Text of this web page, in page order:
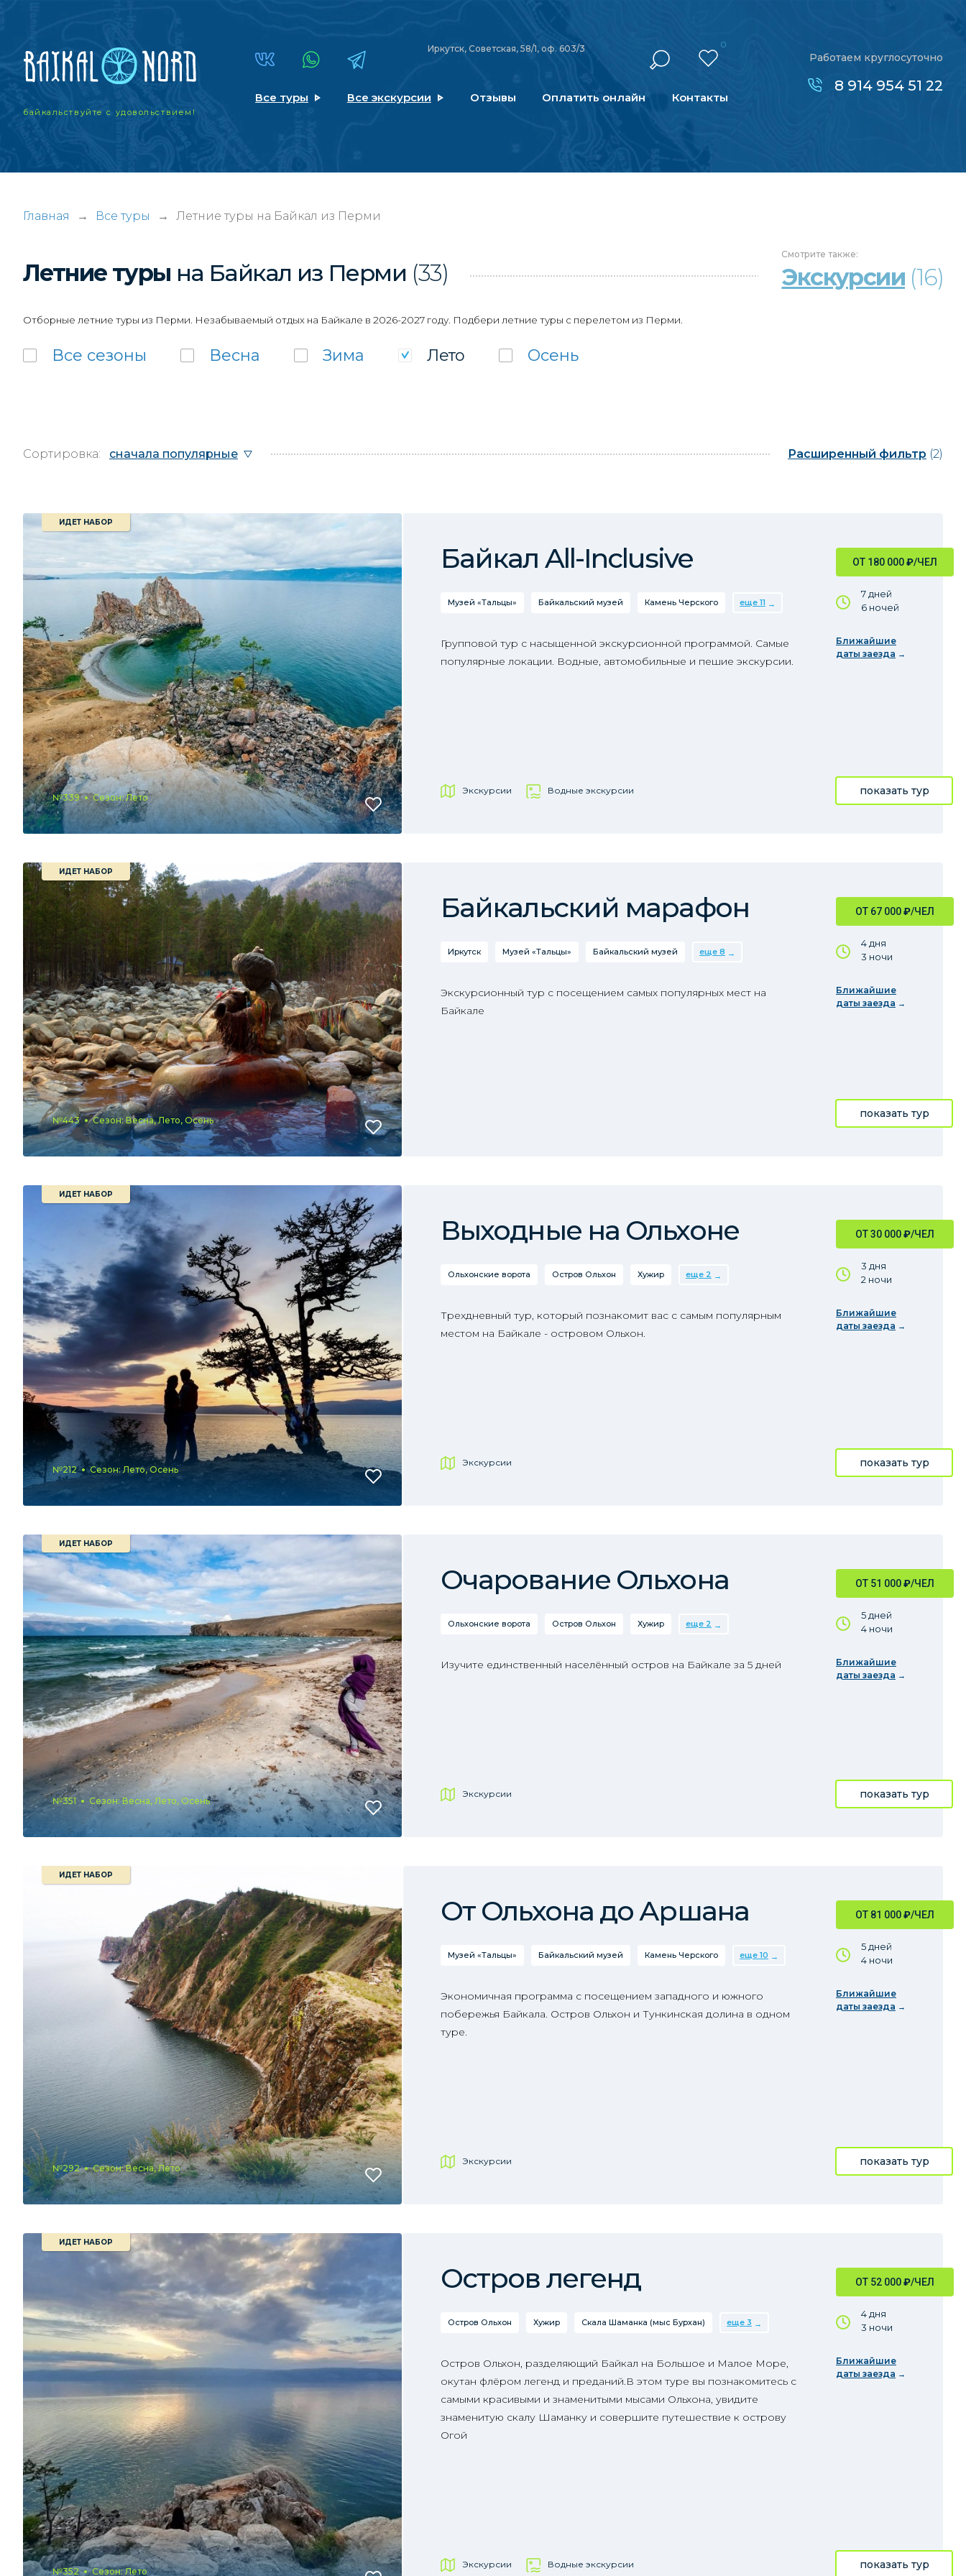
байкальствуйтес удовольствием!
Иркутск, Советская, 58/1, оф. 603/3 0
Все туры Все экскурсии Отзывы Оплатить онлайн Контакты
Работаем круглосуточно
8 914 954 51 22
Главная → Все туры → Летние туры на Байкал из Перми
Летние туры на Байкал из Перми (33)
Смотрите также:
Экскурсии (16)
Отборные летние туры из Перми. Незабываемый отдых на Байкале в 2026-2027 году. Подбери летние туры с перелетом из Перми.
Все сезоны Весна Зима Лето Осень
Сортировка: сначала популярные Расширенный фильтр (2)
ИДЕТ НАБОР
№339 Сезон: Лето
ОТ 180 000₽/ЧЕЛ
7 дней
6 ночей
Ближайшие
даты заезда
Байкал All-Inclusive
Музей «Тальцы» Байкальский музей Камень Черского еще 11
Групповой тур с насыщенной экскурсионной программой. Самые
популярные локации. Водные, автомобильные и пешие экскурсии.
Экскурсии Водные экскурсии показать тур
ИДЕТ НАБОР
№443 Сезон: Весна, Лето, Осень
ОТ 67 000₽/ЧЕЛ
4 дня
3 ночи
Ближайшие
даты заезда
Байкальский марафон
Иркутск Музей «Тальцы» Байкальский музей еще 8
Экскурсионный тур с посещением самых популярных мест на
Байкале
показать тур
ИДЕТ НАБОР
№212 Сезон: Лето, Осень
ОТ 30 000₽/ЧЕЛ
3 дня
2 ночи
Ближайшие
даты заезда
Выходные на Ольхоне
Ольхонские ворота Остров Ольхон Хужир еще 2
Трехдневный тур, который познакомит вас с самым популярным
местом на Байкале - островом Ольхон.
Экскурсии показать тур
ИДЕТ НАБОР
№351 Сезон: Весна, Лето, Осень
ОТ 51 000₽/ЧЕЛ
5 дней
4 ночи
Ближайшие
даты заезда
Очарование Ольхона
Ольхонские ворота Остров Ольхон Хужир еще 2
Изучите единственный населённый остров на Байкале за 5 дней
Экскурсии показать тур
ИДЕТ НАБОР
№292 Сезон: Весна, Лето
ОТ 81 000₽/ЧЕЛ
5 дней
4 ночи
Ближайшие
даты заезда
От Ольхона до Аршана
Музей «Тальцы» Байкальский музей Камень Черского еще 10
Экономичная программа с посещением западного и южного
побережья Байкала. Остров Ольхон и Тункинская долина в одном
туре.
Экскурсии показать тур
ИДЕТ НАБОР
№352 Сезон: Лето
ОТ 52 000₽/ЧЕЛ
4 дня
3 ночи
Ближайшие
даты заезда
Остров легенд
Остров Ольхон Хужир Скала Шаманка (мыс Бурхан) еще 3
Остров Ольхон, разделяющий Байкал на Большое и Малое Море,
окутан флёром легенд и преданий.В этом туре вы познакомитесь с
самыми красивыми и знаменитыми мысами Ольхона, увидите
знаменитую скалу Шаманку и совершите путешествие к острову
Огой
Экскурсии Водные экскурсии показать тур